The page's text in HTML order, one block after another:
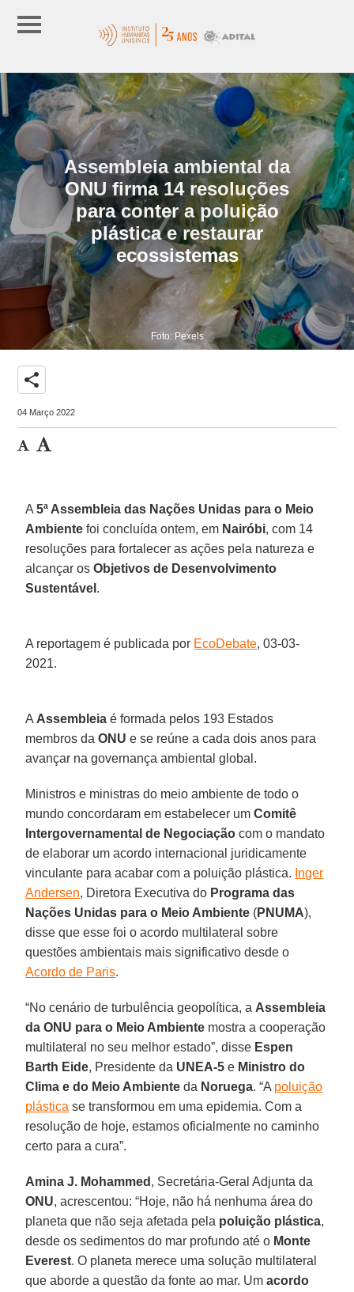
Assembleia ambiental da
ONU firma 14 resoluções
para conter a poluição
plástica e restaurar
ecossistemas
Foto: Pexels
share
04 Março 2022
A5ª Assembleia das Nações Unidas para o Meio
Ambiente foi concluída ontem, em Nairóbi, com 14
resoluções para fortalecer as ações pela natureza e
alcançar osObjetivos de Desenvolvimento
Sustentável .
A reportagem é publicada por EcoDebate, 03-03-
2021.
A Assembleia é formada pelos 193 Estados
membros daONU e se reúne a cada dois anos para
avançar na governança ambiental global.
Ministros e ministras do meio ambiente de todo o
mundo concordaram em estabelecer umComitê
Intergovernamental de Negociação com o mandato
de elaborar um acordo internacional juridicamente
vinculante para acabar com a poluição plástica. Inger
Andersen, Diretora Executiva do Programa das
Nações Unidas para o Meio Ambiente (PNUMA),
disse que esse foi o acordo multilateral sobre
questões ambientais mais significativo desde o
Acordo de Paris.
“No cenário de turbulência geopolítica, a Assembleia
da ONU para o Meio Ambiente mostra a cooperação
multilateral no seu melhor estado”, disse Espen
Barth Eide, Presidente da UNEA-5 e Ministro do
Clima e do Meio Ambiente da Noruega. “A poluição
plástica se transformou em uma epidemia. Com a
resolução de hoje, estamos oficialmente no caminho
certo para a cura”.
Amina J. Mohammed , Secretária-Geral Adjunta da
ONU, acrescentou: “Hoje, não há nenhuma área do
planeta que não seja afetada pela poluição plástica,
desde os sedimentos do mar profundo até o Monte
Everest. O planeta merece uma solução multilateral
que aborde a questão da fonte ao mar. Umacordo